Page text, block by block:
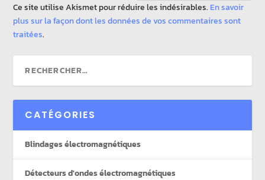
Ce site utilise Akismet pour réduire les indésirables. En savoir
plus sur la façon dont les données de vos commentaires sont
traitées.
CATÉGORIES
Blindages électromagnétiques
Détecteurs d'ondes électromagnétiques